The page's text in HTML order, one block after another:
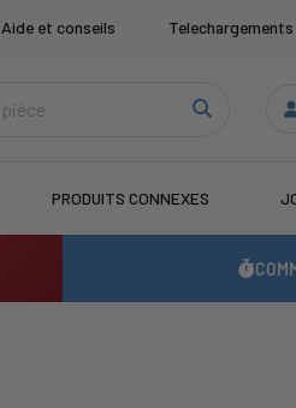
Aide et conseils Telechargements
PRODUITS CONNEXES